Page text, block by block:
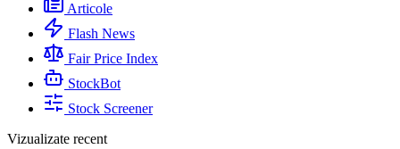
Articole
Flash News
Fair Price Index
StockBot
Stock Screener
Vizualizate recent